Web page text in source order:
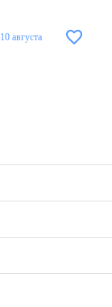
10 августа